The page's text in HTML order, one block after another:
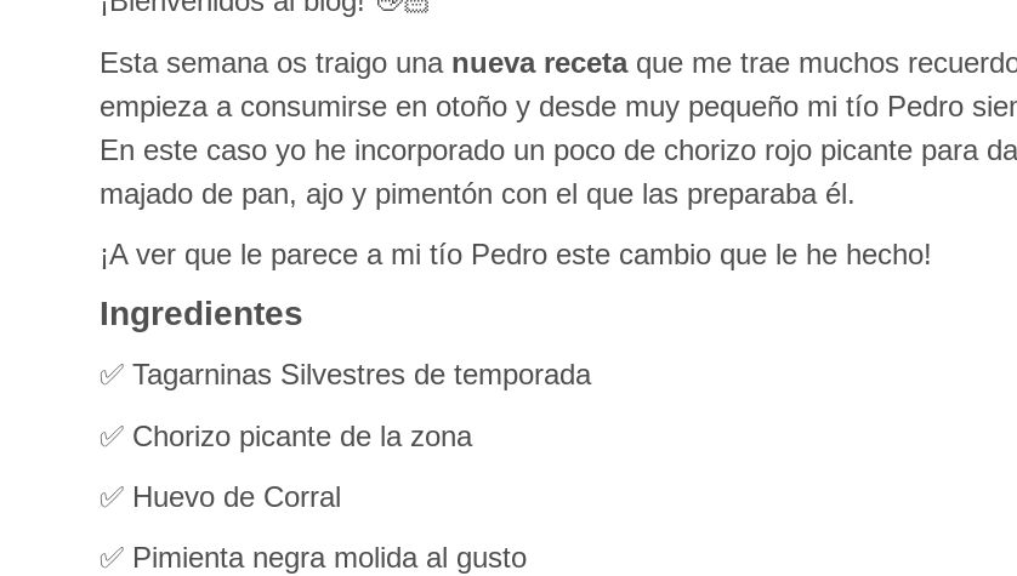
Esta semana os traigo una nueva recetaque me trae muchos
empieza a consumirse en otoño y desde muy pequeño mi tío Pedro
En este caso yo he incorporado un poco de chorizo rojo picante para
majado de pan, ajo y pimentón con el que las preparaba él.
¡A ver que le parece a mi tío Pedro este cambio que le he hecho!
Ingredientes
✅ Tagarninas Silvestres de temporada
✅ Chorizo picante de la zona
✅ Huevo de Corral
✅ Pimienta negra molida al gusto